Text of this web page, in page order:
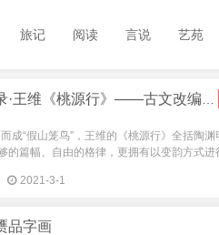
旅记 阅读 言说 艺苑
维《桃源行》——古文改编成的歌行
成“假山笼鸟”，王维的《桃源行》全括陶
的篇幅、自由的格律，更拥有以变韵方式
2021-3-1
品字画